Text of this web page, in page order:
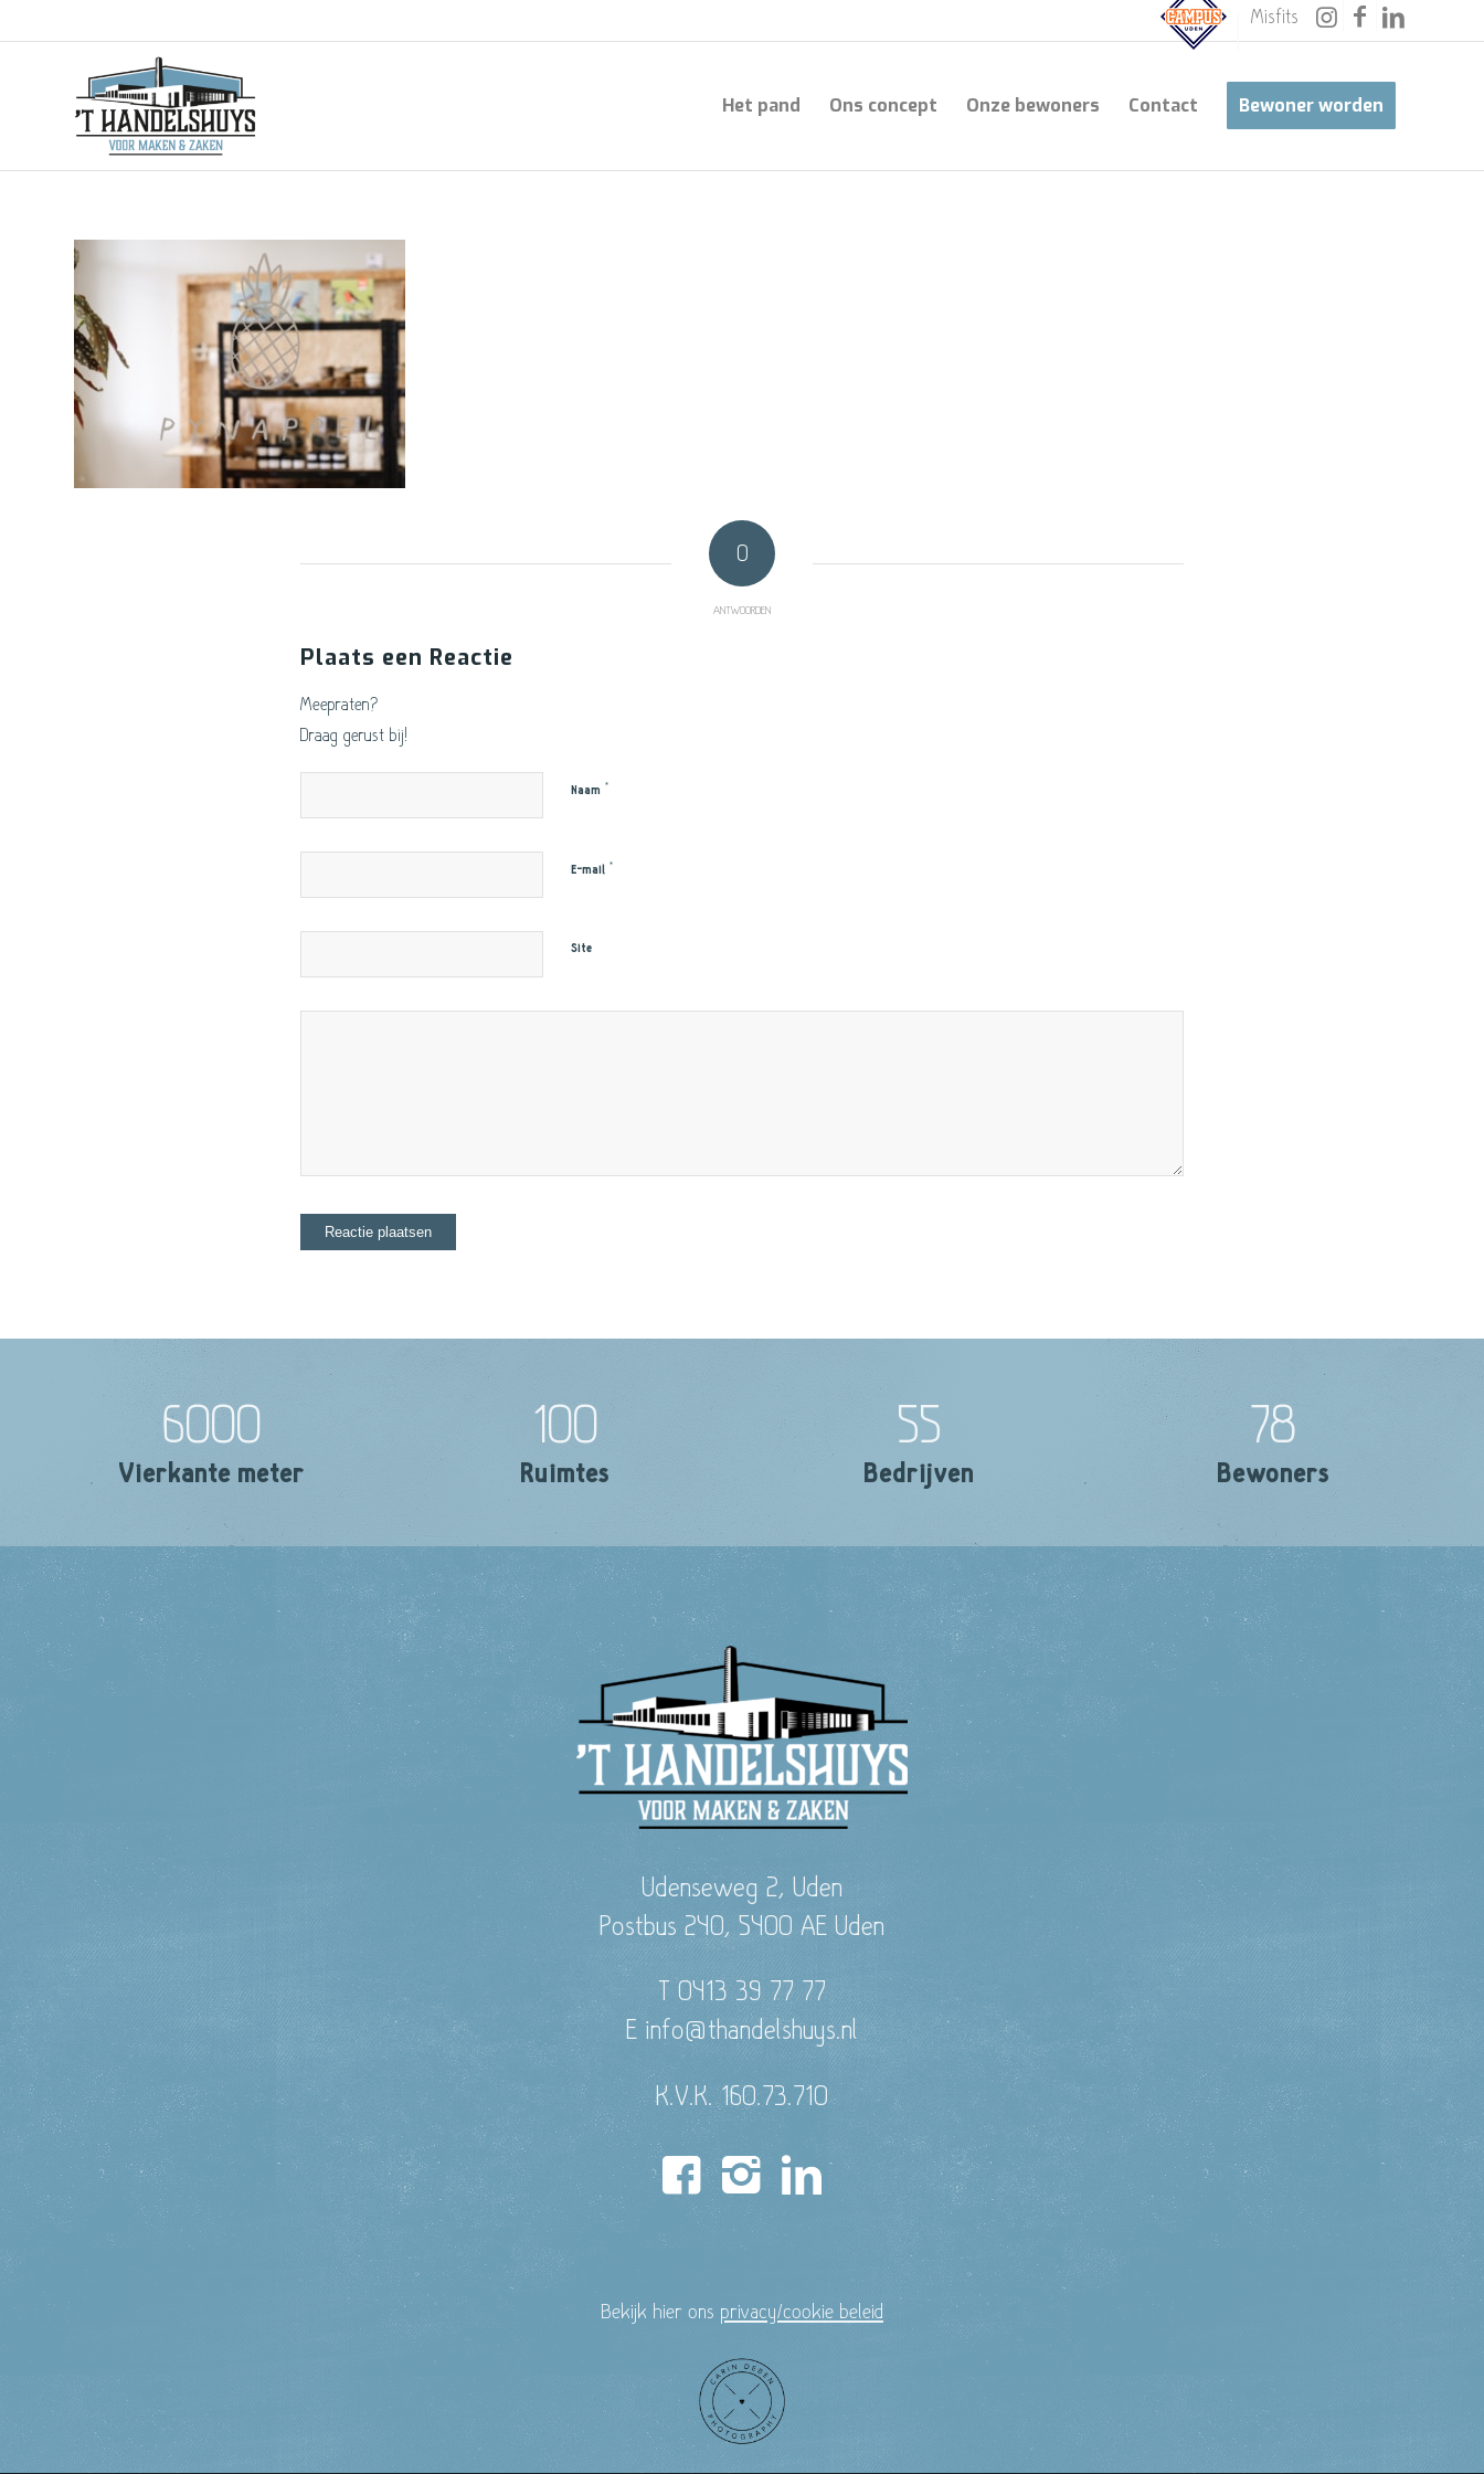
Misfits
Het pand Ons concept Onze bewoners Contact Bewoner worden
0
ANTWOORDEN
Plaats een Reactie
Meepraten?
Draag gerust bij!
Naam *
E-mail *
Site
6000
Vierkante meter
100
Ruimtes
55
Bedrijven
78
Bewoners
Udenseweg 2, Uden
Postbus 240, 5400 AE Uden
T 0413 39 77 77
E info@thandelshuys.nl
K.V.K. 160.73.710
Bekijk hier ons privacy/cookie beleid